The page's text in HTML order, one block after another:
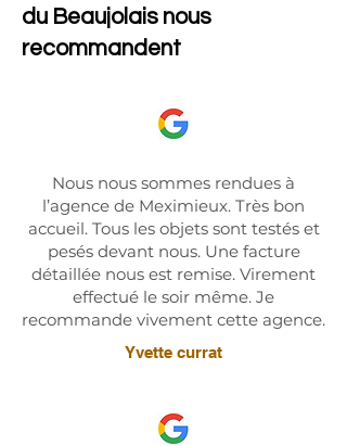
du Beaujolais nous
recommandent
Nous nous sommes rendues à
l’agence de Meximieux. Très bon
accueil. Tous les objets sont testés et
pesés devant nous. Une facture
détaillée nous est remise. Virement
effectué le soir même. Je
recommande vivement cette agence.
Yvette currat